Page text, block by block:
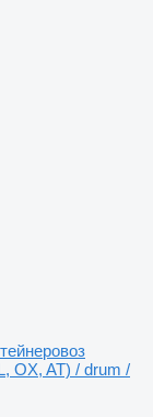
OX, AT) / drum /